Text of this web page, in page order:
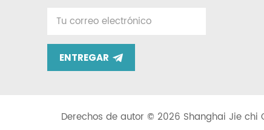
ENTREGAR
Derechos de autor © 2026 Shanghai Jie chi